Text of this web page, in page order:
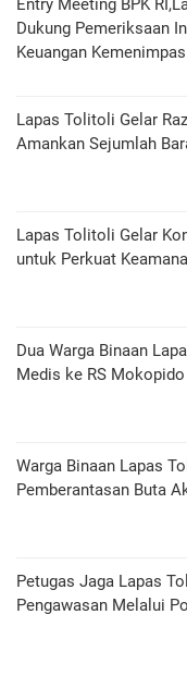
Entry Meeting BPK
Dukung Pemeriksaan
Keuangan
Lapas Tolitoli Gelar
Amankan Sejumlah
Lapas Tolitoli Gelar
untuk Perkuat
Dua Warga Binaan
Medis ke RS Mokopido
Warga Binaan Lapas
Pemberantasan Buta
Petugas Jaga Lapas
Pengawasan Melalui